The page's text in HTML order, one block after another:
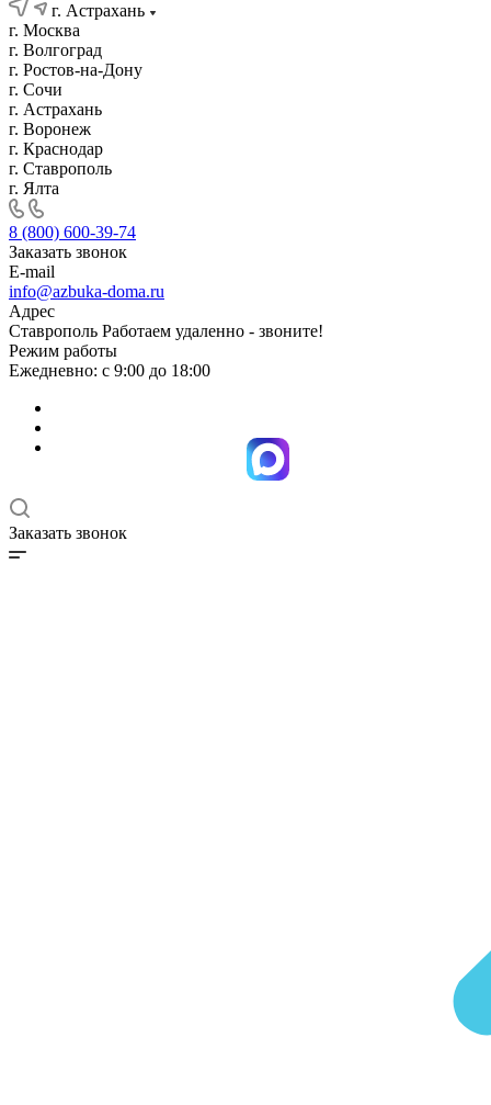
г. Астрахань
г. Москва
г. Волгоград
г. Ростов-на-Дону
г. Сочи
г. Астрахань
г. Воронеж
г. Краснодар
г. Ставрополь
г. Ялта
8 (800) 600-39-74
Заказать звонок
E-mail
info@azbuka-doma.ru
Адрес
Ставрополь Работаем удаленно - звоните!
Режим работы
Ежедневно: с 9:00 до 18:00
Заказать звонок